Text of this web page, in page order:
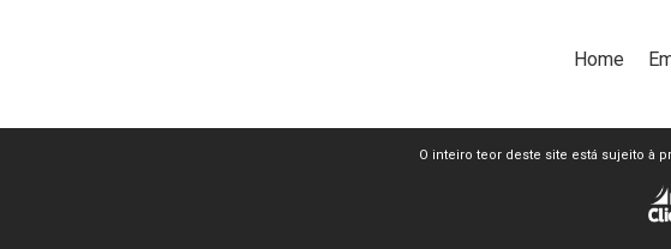
Home
O inteiro teor deste site está sujeito à